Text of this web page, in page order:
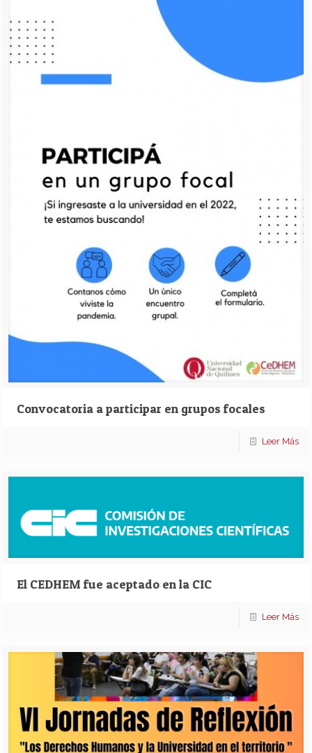
Convocatoria a participar en grupos focales
Leer Más
El CEDHEM fue aceptado en la CIC
Leer Más